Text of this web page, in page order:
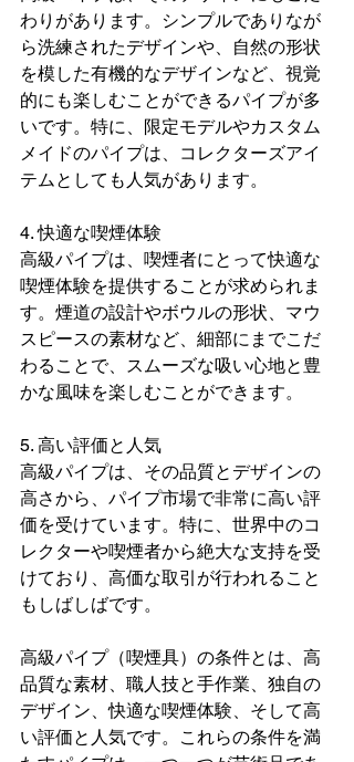
わりがあります。シンプルでありなが
ら洗練されたデザインや、自然の形状
を模した有機的なデザインなど、視覚
的にも楽しむことができるパイプが多
いです。特に、限定モデルやカスタム
メイドのパイプは、コレクターズアイ
テムとしても人気があります。
4. 快適な喫煙体験
高級パイプは、喫煙者にとって快適な
喫煙体験を提供することが求められま
す。煙道の設計やボウルの形状、マウ
スピースの素材など、細部にまでこだ
わることで、スムーズな吸い心地と豊
かな風味を楽しむことができます。
5. 高い評価と人気
高級パイプは、その品質とデザインの
高さから、パイプ市場で非常に高い評
価を受けています。特に、世界中のコ
レクターや喫煙者から絶大な支持を受
けており、高価な取引が行われること
もしばしばです。
高級パイプ（喫煙具）の条件とは、高
品質な素材、職人技と手作業、独自の
デザイン、快適な喫煙体験、そして高
い評価と人気です。これらの条件を満